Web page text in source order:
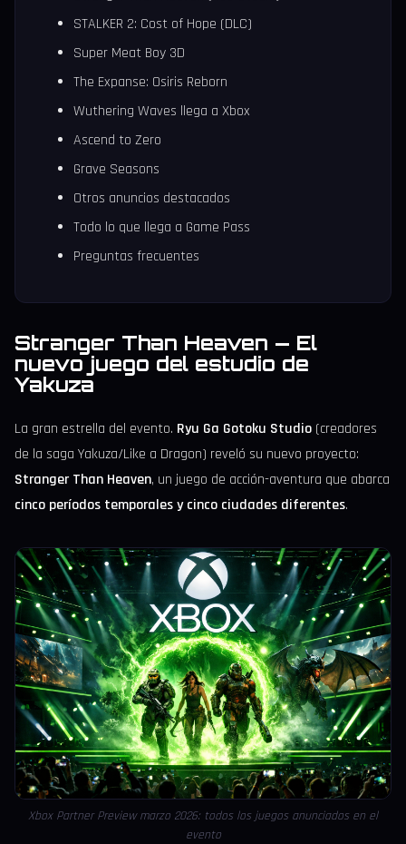
STALKER 2: Cost of Hope (DLC)
Super Meat Boy 3D
The Expanse: Osiris Reborn
Wuthering Waves llega a Xbox
Ascend to Zero
Grave Seasons
Otros anuncios destacados
Todo lo que llega a Game Pass
Preguntas frecuentes
Stranger Than Heaven — El
nuevo juego del estudio de
Yakuza
La gran estrella del evento. Ryu Ga Gotoku Studio (creadores
de la saga Yakuza/Like a Dragon) reveló su nuevo proyecto:
Stranger Than Heaven, un juego de acción-aventura que abarca
cinco períodos temporales y cinco ciudades diferentes.
Xbox Partner Preview marzo 2026: todos los juegos anunciados en el
evento